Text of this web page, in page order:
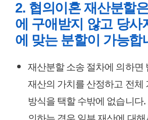
2. 협의이혼 재산분할
에 구애받지 않고 당사
에 맞는 분할이 가능합
재산분할 소송 절차에 의하면
재산의 가치를 산정하고 전체
방식을 택할 수밖에 없습니다